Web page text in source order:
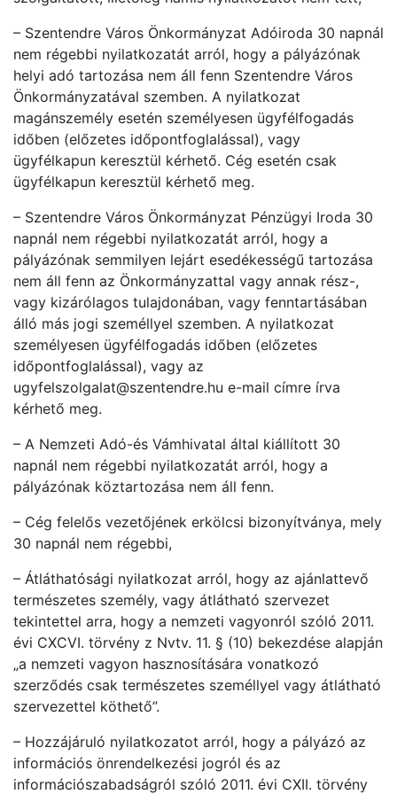
– Szentendre Város Önkormányzat Adóiroda 30 napnál
nem régebbi nyilatkozatát arról, hogy a pályázónak
helyi adó tartozása nem áll fenn Szentendre Város
Önkormányzatával szemben. A nyilatkozat
magánszemély esetén személyesen ügyfélfogadás
időben (előzetes időpontfoglalással), vagy
ügyfélkapun keresztül kérhető. Cég esetén csak
ügyfélkapun keresztül kérhető meg.
– Szentendre Város Önkormányzat Pénzügyi Iroda 30
napnál nem régebbi nyilatkozatát arról, hogy a
pályázónak semmilyen lejárt esedékességű tartozása
nem áll fenn az Önkormányzattal vagy annak rész-,
vagy kizárólagos tulajdonában, vagy fenntartásában
álló más jogi személlyel szemben. A nyilatkozat
személyesen ügyfélfogadás időben (előzetes
időpontfoglalással), vagy az
ugyfelszolgalat@szentendre.hu e-mail címre írva
kérhető meg.
– A Nemzeti Adó-és Vámhivatal által kiállított 30
napnál nem régebbi nyilatkozatát arról, hogy a
pályázónak köztartozása nem áll fenn.
– Cég felelős vezetőjének erkölcsi bizonyítványa, mely
30 napnál nem régebbi,
– Átláthatósági nyilatkozat arról, hogy az ajánlattevő
természetes személy, vagy átlátható szervezet
tekintettel arra, hogy a nemzeti vagyonról szóló 2011.
évi CXCVI. törvény z Nvtv. 11. § (10) bekezdése alapján
„a nemzeti vagyon hasznosítására vonatkozó
szerződés csak természetes személlyel vagy átlátható
szervezettel köthető”.
– Hozzájáruló nyilatkozatot arról, hogy a pályázó az
információs önrendelkezési jogról és az
információszabadságról szóló 2011. évi CXII. törvény